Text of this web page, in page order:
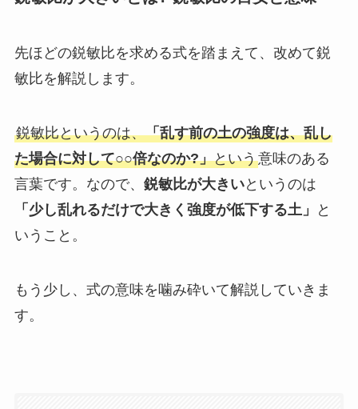
先ほどの鋭敏比を求める式を踏まえて、改めて鋭
敏比を解説します。
鋭敏比というのは、「乱す前の土の強度は、乱し
た場合に対して○○倍なのか?」という意味のある
言葉です。なので、 鋭敏比が大きいというのは
「少し乱れるだけで大きく強度が低下する土」
と
いうこと。
もう少し、式の意味を噛み砕いて解説していきま
す。